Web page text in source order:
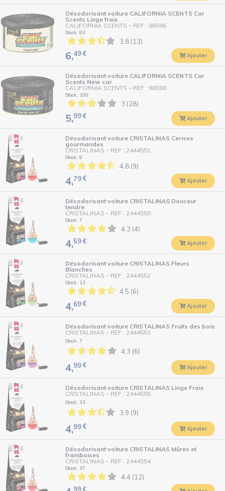
Désodorisant voiture CALIFORNIA SCENTS Car
Scents Linge frais
CALIFORNIA SCENTS – REF : 96596
Stock : 83
3.8 (13)
6,49€ Ajouter
Désodorisant voiture CALIFORNIA SCENTS Car
Scents New car
CALIFORNIA SCENTS – REF : 96598
Stock : 100
3 (28)
5,99€ Ajouter
Désodorisant voiture CRISTALINAS Cerises
gourmandes
CRISTALINAS – REF : 2444551
Stock : 9
4.8 (9)
4,79€ Ajouter
Désodorisant voiture CRISTALINAS Douceur
tendre
CRISTALINAS – REF : 2444550
Stock : 7
4.3 (4)
4,59€ Ajouter
Désodorisant voiture CRISTALINAS Fleurs
Blanches
CRISTALINAS – REF : 2444552
Stock : 13
4.5 (6)
4,69€ Ajouter
Désodorisant voiture CRISTALINAS Fruits des bois
CRISTALINAS – REF : 2444553
Stock : 7
4.3 (6)
4,99€ Ajouter
Désodorisant voiture CRISTALINAS Linge Frais
CRISTALINAS – REF : 2444555
Stock : 33
3.9 (9)
4,99€ Ajouter
Désodorisant voiture CRISTALINAS Mûres et
framboises
CRISTALINAS – REF : 2444554
Stock : 37
4.4 (12)
99€